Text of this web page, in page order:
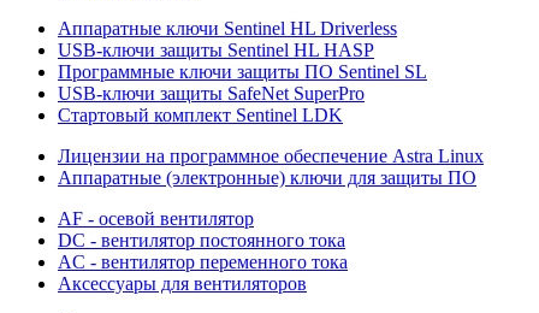
Аппаратные ключи Sentinel HL Driverless
USB-ключи защиты Sentinel HL HASP
Программные ключи защиты ПО Sentinel SL
USB-ключи защиты SafeNet SuperPro
Стартовый комплект Sentinel LDK
Лицензии на программное обеспечение Astra Linux
Аппаратные (электронные) ключи для защиты ПО
AF - осевой вентилятор
DC - вентилятор постоянного тока
AC - вентилятор переменного тока
Аксессуары для вентиляторов